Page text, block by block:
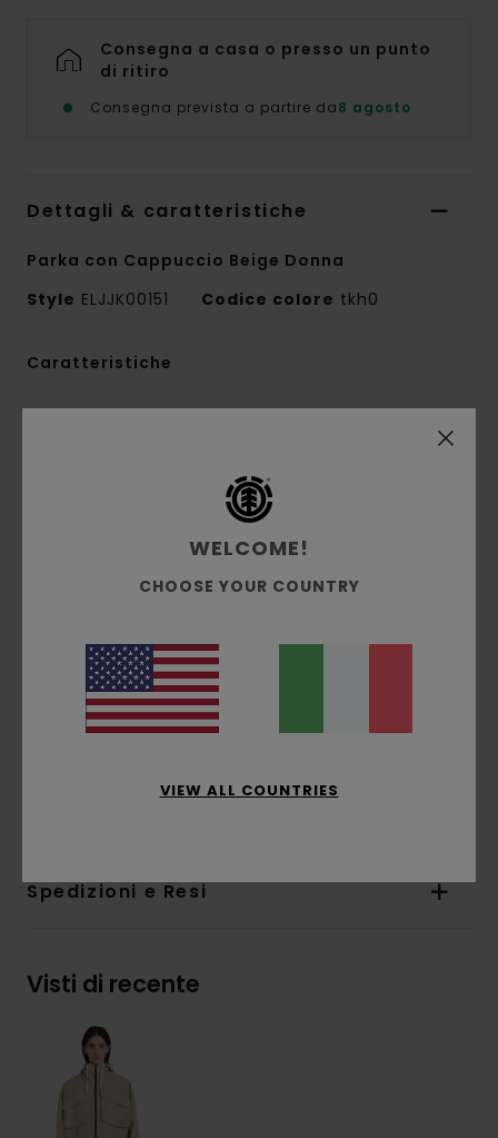
Consegna a casa o presso un punto
di ritiro
Consegna prevista a partire da8 agosto
Dettagli & caratteristiche
Parka con Cappuccio Beige Donna
Style ELJJK00151 Codice colore tkh0
Caratteristiche
vestibilità oversize
Fodera/imbottitura: disegno sfoderato
tasche sul petto con patta e tasche
laterali a filetto
cordino in cotone
Polsini regolabili con nastro abbottonato
Spacchetti posteriori sulle spalle per il
massimo comfort
Spedizioni e Resi
Visti di recente
WELCOME!
CHOOSE YOUR COUNTRY
VIEW ALL COUNTRIES